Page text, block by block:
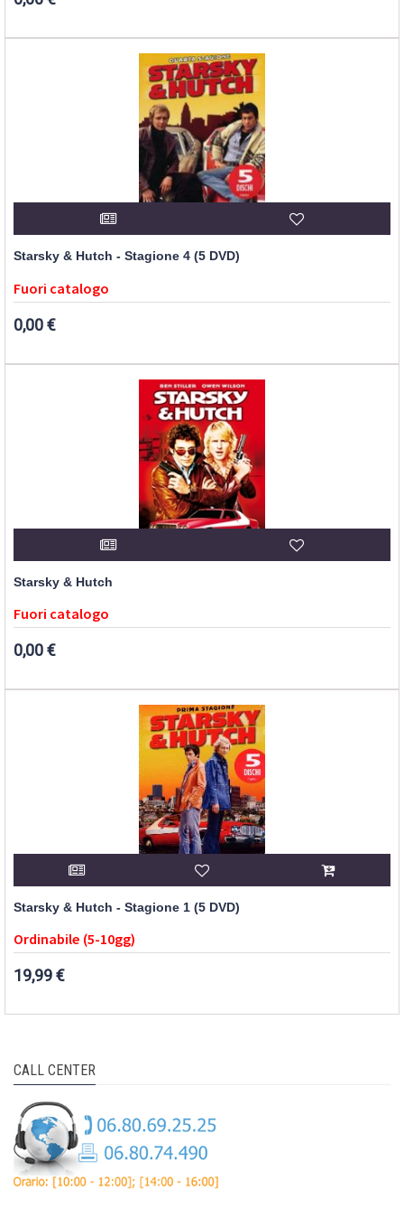
Starsky & Hutch - Stagione 4 (5 DVD)
Fuori catalogo
0,00 €
Starsky & Hutch
Fuori catalogo
0,00 €
Starsky & Hutch - Stagione 1 (5 DVD)
Ordinabile (5-10gg)
19,99 €
CALL CENTER